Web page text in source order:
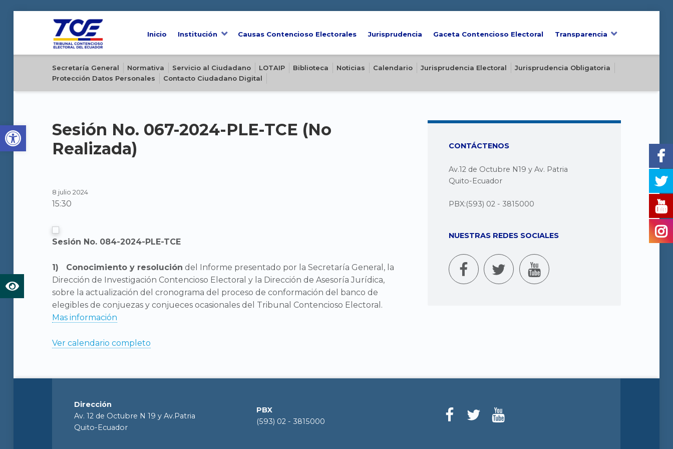
Open toolbar
Inicio Institución Causas Contencioso Electorales Jurisprudencia Gaceta Contencioso Electoral Transparencia
Secretaría General Normativa Servicio al Ciudadano LOTAIP Biblioteca Noticias Calendario Jurisprudencia Electoral
Jurisprudencia Obligatoria
Protección Datos Personales
Contacto Ciudadano Digital
Sesión No. 067-2024-PLE-TCE (No
Realizada)
8 julio 2024
15:30
Sesión No. 084-2024-PLE-TCE
Conocimiento y resolución del Informe presentado por la Secretaría General, la
Dirección de Investigación Contencioso Electoral y la Dirección de Asesoría Jurídica,
sobre la actualización del cronograma del proceso de conformación del banco de
elegibles de conjuezas y conjueces ocasionales del Tribunal Contencioso Electoral.
Mas información
Ver calendario completo
CONTÁCTENOS
Av.12 de Octubre N19 y Av. Patria
Quito-Ecuador
PBX:(593) 02 - 3815000
NUESTRAS REDES SOCIALES
Dirección
Av. 12 de Octubre N 19 y Av.Patria
Quito-Ecuador
PBX
(593) 02 - 3815000